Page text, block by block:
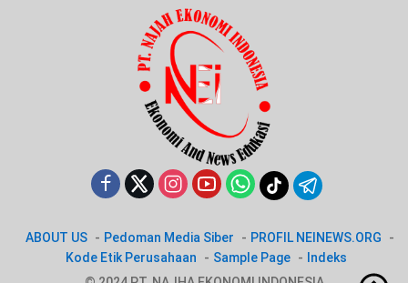
ABOUT US Pedoman Media Siber
PROFIL NEINEWS.ORG
Kode Etik Perusahaan
Sample Page
Indeks